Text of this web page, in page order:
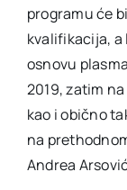
programu će
kvalifikacija, a
osnovu
2019, zatim
kao i obično
na
Andrea